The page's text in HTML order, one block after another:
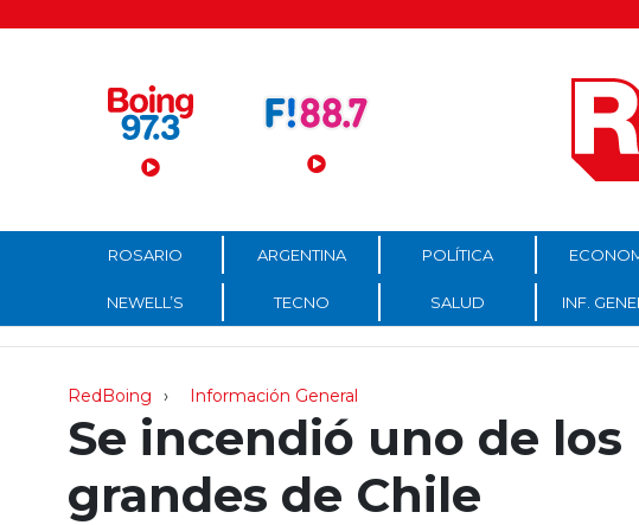
Menú Principal
ROSARIO ARGENTINA POLÍTICA
NEWELL’S TECNO SALUD INF.
RedBoing Información General
Se incendió uno de
grandes de Chile